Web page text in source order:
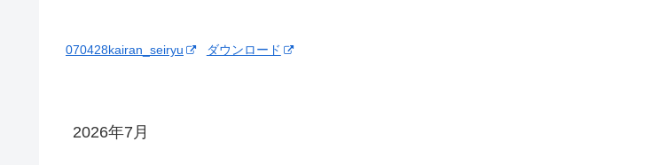
070428kairan_seiryu ダウンロード
2026年7月